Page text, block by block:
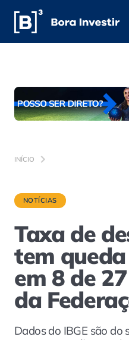
INÍCIO
NOTÍCIAS
Taxa de
tem
em 8 de
da
Dados do IBGE são do